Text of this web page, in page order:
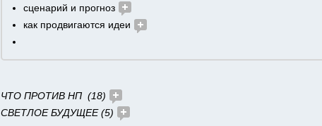
сценарий и прогноз
как продвигаются идеи
ЧТО ПРОТИВ НП  (18)
СВЕТЛОЕ БУДУЩЕЕ (5)